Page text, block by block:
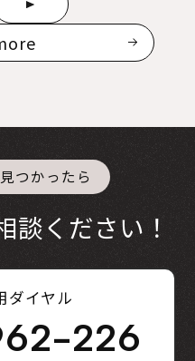
つかったら
談ください！
ダイヤル
226